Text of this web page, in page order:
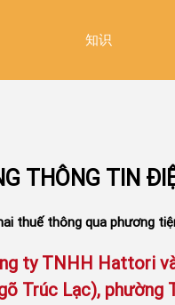
知识
THÔNG TIN
thuế thông qua phương
ty TNHH Hattori
Trúc Lạc), phường